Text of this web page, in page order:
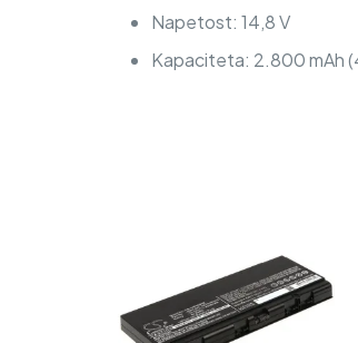
Napetost: 14,8 V
Kapaciteta: 2.800 mAh